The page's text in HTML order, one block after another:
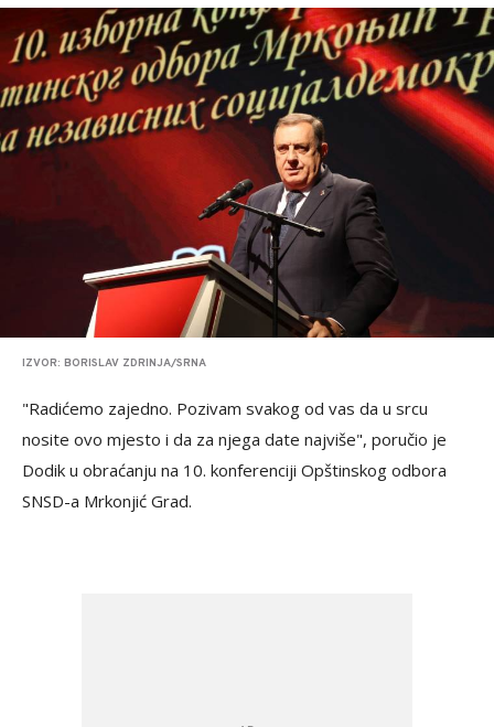
IZVOR: BORISLAV ZDRINJA/SRNA
"Radićemo zajedno. Pozivam svakog od vas da u srcu
nosite ovo mjesto i da za njega date najviše", poručio je
Dodik u obraćanju na 10. konferenciji Opštinskog odbora
SNSD-a Mrkonjić Grad.